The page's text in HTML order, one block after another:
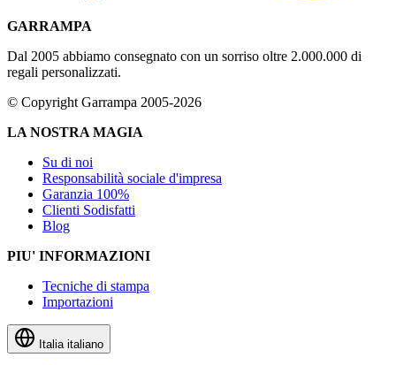
GARRAMPA
Dal 2005 abbiamo consegnato con un sorriso oltre 2.000.000 di
regali personalizzati.
© Copyright Garrampa 2005-2026
LA NOSTRA MAGIA
Su di noi
Responsabilità sociale d'impresa
Garanzia 100%
Clienti Sodisfatti
Blog
PIU' INFORMAZIONI
Tecniche di stampa
Importazioni
Italia italiano